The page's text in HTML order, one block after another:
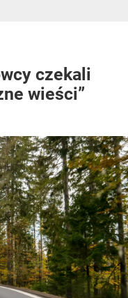
czekali
wieści”